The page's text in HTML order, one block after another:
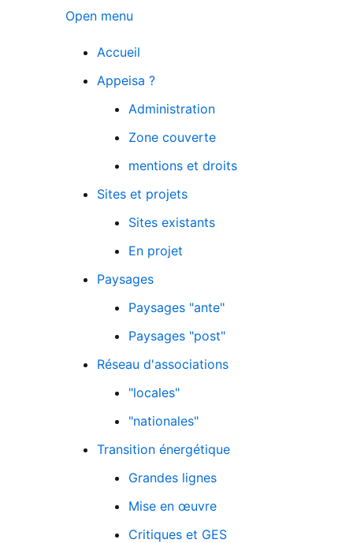
Open menu
Accueil
Appeisa ?
Administration
Zone couverte
mentions et droits
Sites et projets
Sites existants
En projet
Paysages
Paysages "ante"
Paysages "post"
Réseau d'associations
"locales"
"nationales"
Transition énergétique
Grandes lignes
Mise en œuvre
Critiques et GES